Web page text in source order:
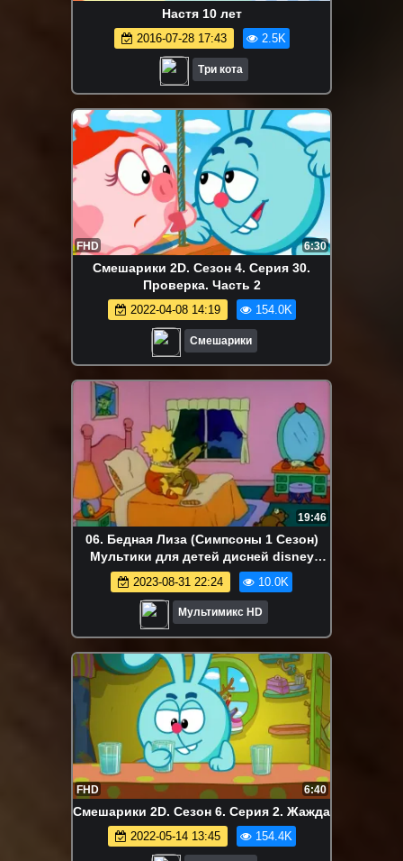
Настя 10 лет
2016-07-28 17:43 2.5K
Три кота
FHD 6:30
Смешарики 2D. Сезон 4. Серия 30.
Проверка. Часть 2
2022-04-08 14:19 154.0K
Смешарики
19:46
06. Бедная Лиза (Симпсоны 1 Сезон)
Мультики для детей дисней disney
сериалы НэтФликс
2023-08-31 22:24 10.0K
Мультимикс HD
FHD 6:40
Смешарики 2D. Сезон 6. Серия 2. Жажда
2022-05-14 13:45 154.4K